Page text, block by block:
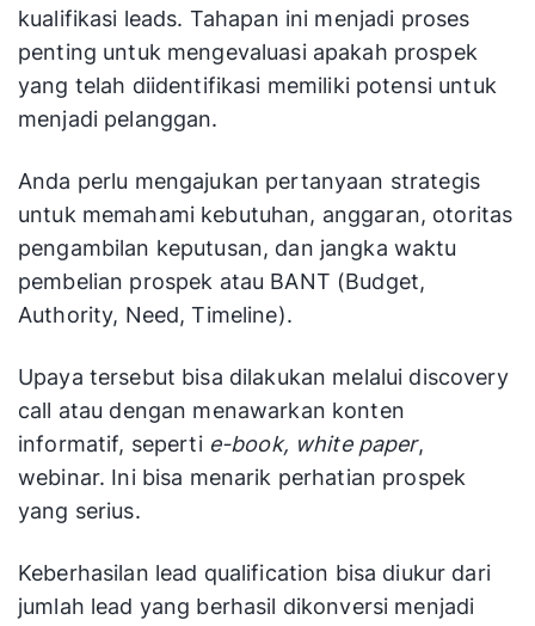
kualifikasi leads. Tahapan ini menjadi proses
penting untuk mengevaluasi apakah prospek
yang telah diidentifikasi memiliki potensi untuk
menjadi pelanggan.
Anda perlu mengajukan pertanyaan strategis
untuk memahami kebutuhan, anggaran, otoritas
pengambilan keputusan, dan jangka waktu
pembelian prospek atau BANT (Budget,
Authority, Need, Timeline).
Upaya tersebut bisa dilakukan melalui discovery
call atau dengan menawarkan konten
informatif, seperti e-book, white paper,
webinar. Ini bisa menarik perhatian prospek
yang serius.
Keberhasilan lead qualification bisa diukur dari
jumlah lead yang berhasil dikonversi menjadi